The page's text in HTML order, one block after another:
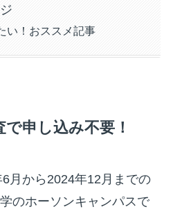
い！おススメ記事
申し込み不要！
月から2024年12月までの
のホーソンキャンパスで